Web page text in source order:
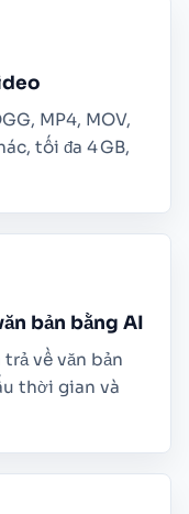
MP4, MOV,
tối đa 4 GB,
bản bằng AI
về văn bản
thời gian và